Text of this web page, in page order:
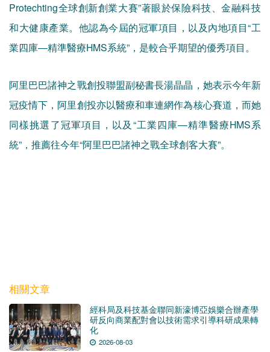
Protechting全球創新創業大賽”著眼於保險科技、金融科技
和大健康產業。他認為今屆的冠軍項目，以及內地項目“工
業四庫—精準醫療HMS系統”，是較合乎期望的優秀項目。
阿里巴巴諸神之戰創投聯盟副秘書長湯晶晶，她表示今年新
冠疫情下，阿里創投亦以醫療和車連網作為核心賽道，而她
同樣挑選了冠軍項目，以及“工業四庫—精準醫療HMS系
統”，推薦往今年“阿里巴巴諸神之戰全球創客大賽”。
相關文章
經科局及科技基金聯同新濠博亞娛樂合辦產學
研反向商業配對會以技術需求引導科研成果轉
化
2026-08-03